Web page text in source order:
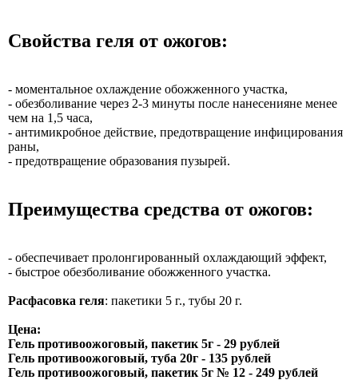
Свойства геля от ожогов:
- моментальное охлаждение обожженного участка,
- обезболивание через 2-3 минуты после нанесенияне менее
чем на 1,5 часа,
- антимикробное действие, предотвращение инфицирования
раны,
- предотвращение образования пузырей.
Преимущества средства от ожогов:
- обеспечивает пролонгированный охлаждающий эффект,
- быстрое обезболивание обожженного участка.
Расфасовка геля: пакетики 5 г., тубы 20 г.
Цена:
Гель противоожоговый, пакетик 5г - 29 рублей
Гель противоожоговый, туба 20г - 135 рублей
Гель противоожоговый, пакетик 5г № 12 - 249 рублей